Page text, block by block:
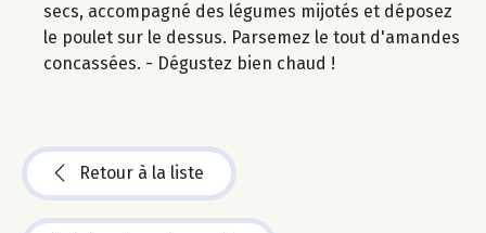
secs, accompagné des légumes mijotés et déposez
le poulet sur le dessus. Parsemez le tout d'amandes
concassées. - Dégustez bien chaud !
Retour à la liste